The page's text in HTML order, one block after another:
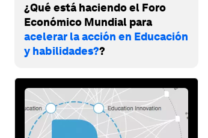
¿Qué está haciendo el Foro
Económico Mundial para
acelerar la acción en Educación
y habilidades??